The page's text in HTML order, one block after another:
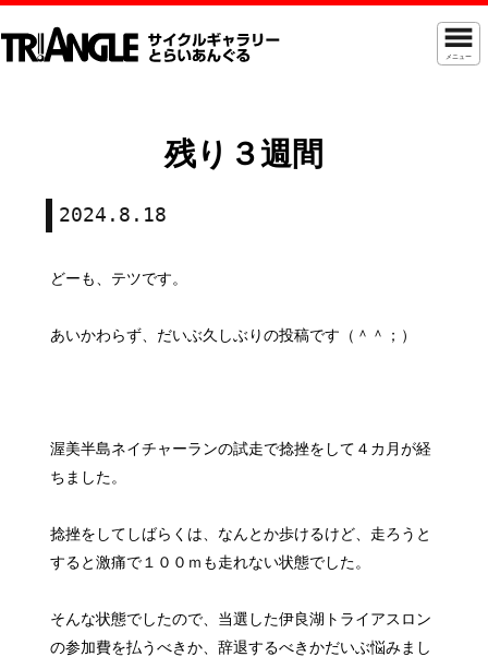
メニュー
残り３週間
2024.8.18
どーも、テツです。
あいかわらず、だいぶ久しぶりの投稿です（＾＾；）
渥美半島ネイチャーランの試走で捻挫をして４カ月が経
ちました。
捻挫をしてしばらくは、なんとか歩けるけど、走ろうと
すると激痛で１００ｍも走れない状態でした。
そんな状態でしたので、当選した伊良湖トライアスロン
の参加費を払うべきか、辞退するべきかだいぶ悩みまし